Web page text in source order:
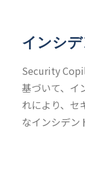
インシ
Security
基づいて、イ
れにより、セ
なインシデン